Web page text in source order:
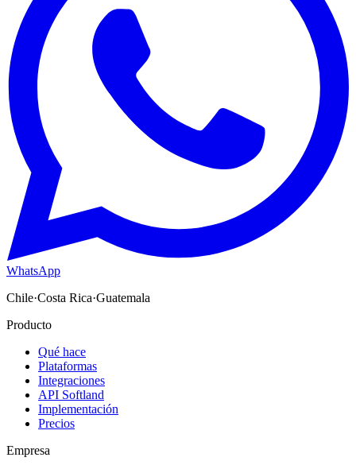
WhatsApp
Chile·Costa Rica·Guatemala
Producto
Qué hace
Plataformas
Integraciones
API Softland
Implementación
Precios
Empresa